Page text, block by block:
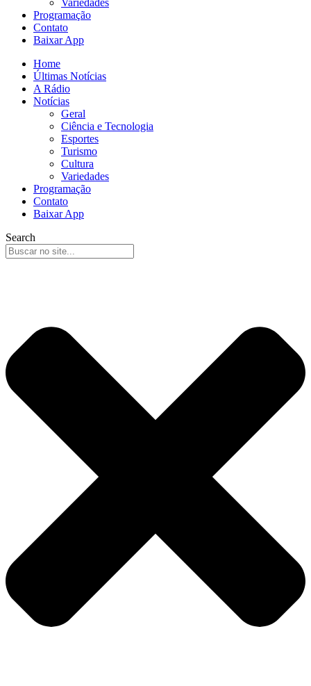
Programação
Contato
Baixar App
Home
Últimas Notícias
A Rádio
Notícias
Geral
Ciência e Tecnologia
Esportes
Turismo
Cultura
Variedades
Programação
Contato
Baixar App
Search